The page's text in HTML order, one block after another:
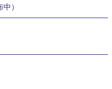
）